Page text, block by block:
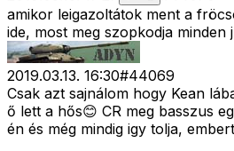
amikor leigazoltátok ment a
ide, most meg szopkodja minden
2019.03.13. 16:30#44069
Csak azt sajnálom hogy Kean
ő lett a hős😊 CR meg basszus
én és még mindig igy tolja,